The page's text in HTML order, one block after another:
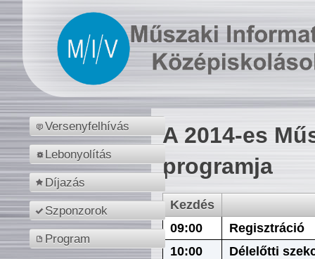
Versenyfelhívás
Lebonyolítás
Díjazás
Szponzorok
Program
A 2014-es
programja
Kezdés
09:00
Regisztráció
10:00
Délelőtti